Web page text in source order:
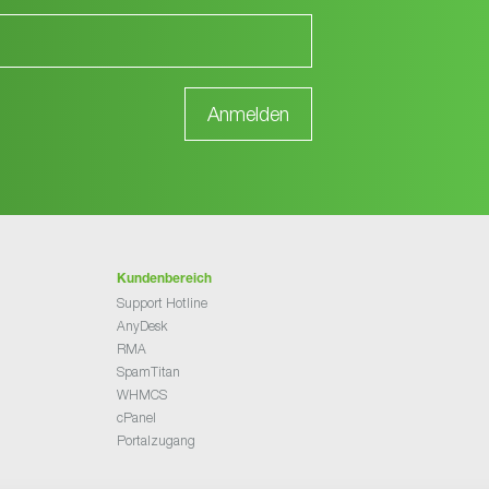
Kundenbereich
Support Hotline
AnyDesk
RMA
SpamTitan
WHMCS
cPanel
Portalzugang